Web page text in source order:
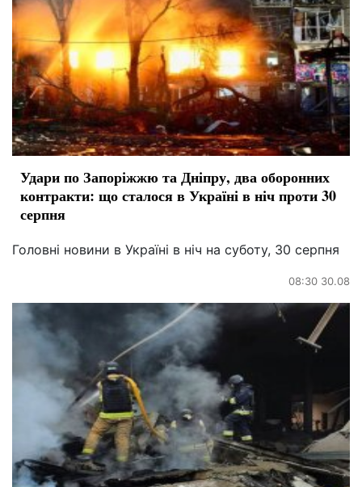
Удари по Запоріжжю та Дніпру, два оборонних
контракти: що сталося в Україні в ніч проти 30
серпня
Головні новини в Україні в ніч на суботу, 30 серпня
08:30 30.08